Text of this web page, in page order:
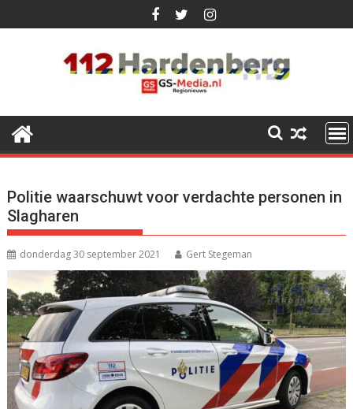
naar
Politie waarschuwt voor verdachte personen in
Slagharen
donderdag 30 september 2021 Gert Stegeman